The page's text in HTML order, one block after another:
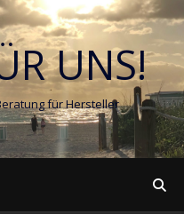
UNS!
für Hersteller